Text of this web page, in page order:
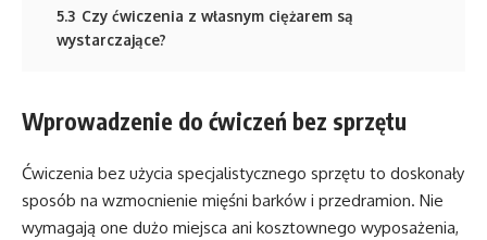
5.3 Czy ćwiczenia z własnym ciężarem są
wystarczające?
Wprowadzenie do ćwiczeń bez sprzętu
Ćwiczenia bez użycia specjalistycznego sprzętu to doskonały
sposób na wzmocnienie mięśni barków i przedramion. Nie
wymagają one dużo miejsca ani kosztownego wyposażenia,